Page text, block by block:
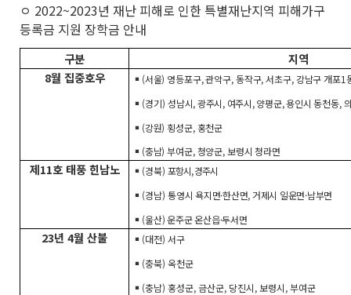
ㅇ 2022~2023년 재난 피해로 인한 특별재난지역 피해가구
등록금 지원 장학금 안내
구분
지역
8월 집중호우
￭ (서울) 영등포구, 관악구, 동작구, 서초구, 강남구 개포1
￭ (경기) 성남시, 광주시, 여주시, 양평군, 용인시 동천동,
￭ (강원) 횡성군, 홍천군
￭ (충남) 부여군, 청양군, 보령시 청라면
제11호 태풍 힌남노 ￭ (경북) 포항시, 경주시
￭ (경남) 통영시 욕지면·한산면, 거제시 일운면·남부면
￭ (울산)운주군 온산읍·두서면
23년 4월 산불
￭ (대전) 서구
￭ (충북) 옥천군
￭ (충남) 홍성군, 금산군, 당진시, 보령시, 부여군